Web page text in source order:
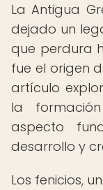
La Antigua
dejado un
que perdura
fue el origen
artículo
la
aspecto
desarrollo y
Los fenicios,